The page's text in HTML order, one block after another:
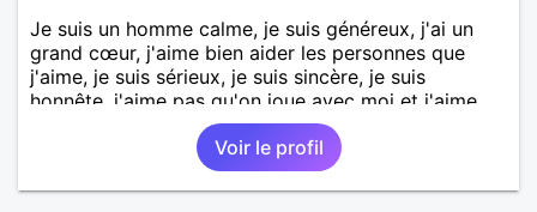
Je suis un homme calme, je suis généreux, j'ai un
grand cœur, j'aime bien aider les personnes que
j'aime, je suis sérieux, je suis sincère, je suis
honnête, j'aime pas qu'on joue avec moi et j'aime
pas les mensonges. Je cherche une relation
amoureuse et sérieuse.Voir le profil